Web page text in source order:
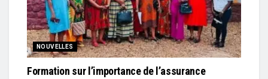
NOUVELLES
Formation sur l’importance de l’assurance